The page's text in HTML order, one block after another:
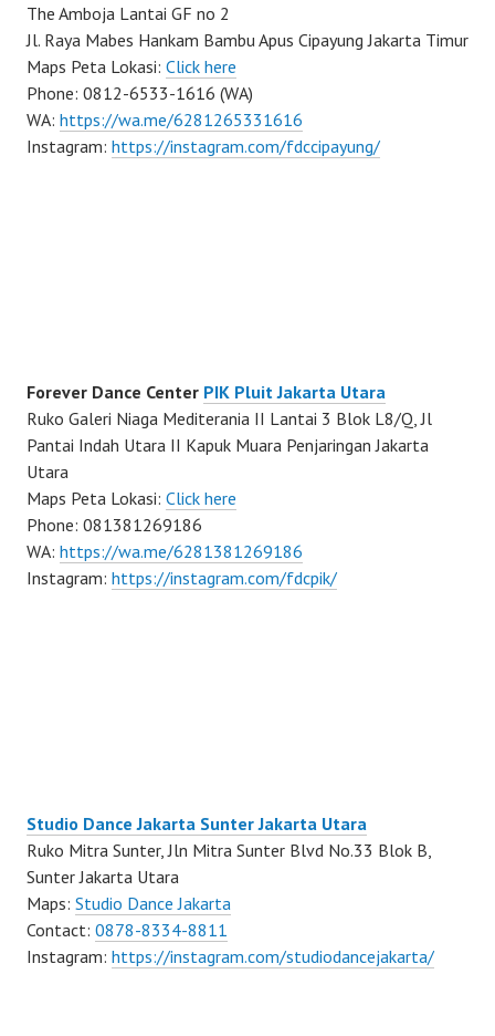
The Amboja Lantai GF no 2
Jl. Raya Mabes Hankam Bambu Apus Cipayung Jakarta Timur
Maps Peta Lokasi: Click here
Phone: 0812-6533-1616 (WA)
WA: https://wa.me/6281265331616
Instagram: https://instagram.com/fdccipayung/
Forever Dance Center PIK Pluit Jakarta Utara
Ruko Galeri Niaga Mediterania II Lantai 3 Blok L8/Q, Jl
Pantai Indah Utara II Kapuk Muara Penjaringan Jakarta
Utara
Maps Peta Lokasi: Click here
Phone: 081381269186
WA: https://wa.me/6281381269186
Instagram: https://instagram.com/fdcpik/
Studio Dance Jakarta Sunter Jakarta Utara
Ruko Mitra Sunter, Jln Mitra Sunter Blvd No.33 Blok B,
Sunter Jakarta Utara
Maps: Studio Dance Jakarta
Contact: 0878-8334-8811
Instagram: https://instagram.com/studiodancejakarta/